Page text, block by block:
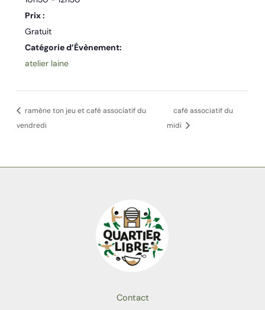
Prix :
Gratuit
Catégorie d’Évènement:
atelier laine
ramène ton jeu et café associatif du
vendredi
café associatif du
midi
Contact